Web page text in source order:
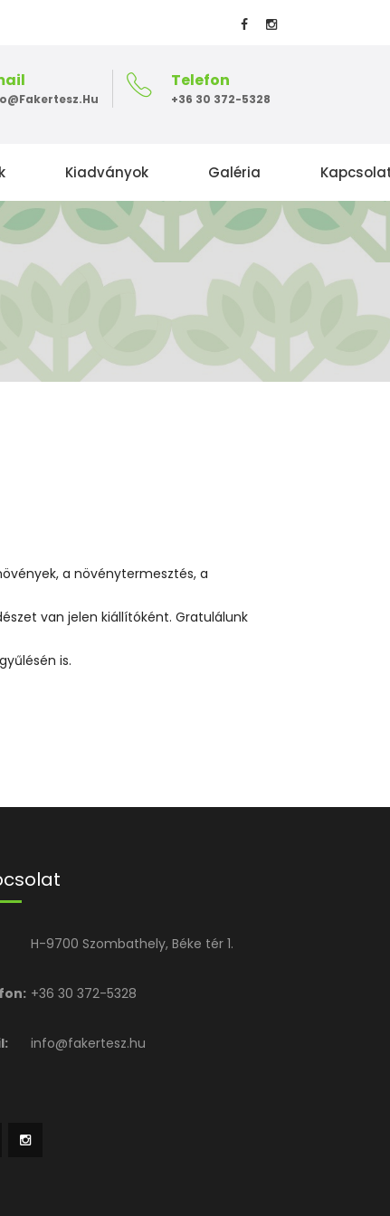
Telefon
+36 30 372-5328
Kiadványok Galéria
a növénytermesztés, a
van jelen kiállítóként. Gratulálunk
is.
H-9700 Szombathely, Béke tér 1.
+36 30 372-5328
info@fakertesz.hu